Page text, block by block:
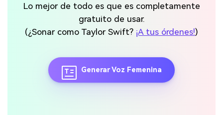
Lo mejor de todo es que es completamente
gratuito de usar.
(¿Sonar como Taylor Swift? ¡A tus órdenes!)
Generar Voz Femenina